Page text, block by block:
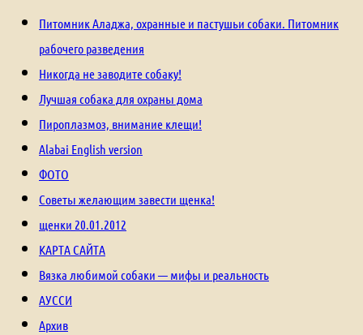
Питомник Аладжа, охранные и пастушьи собаки. Питомник
рабочего разведения
Никогда не заводите собаку!
Лучшая собака для охраны дома
Пироплазмоз, внимание клещи!
Alabai English version
ФОТО
Советы желающим завести щенка!
щенки 20.01.2012
КАРТА САЙТА
Вязка любимой собаки — мифы и реальность
АУССИ
Архив